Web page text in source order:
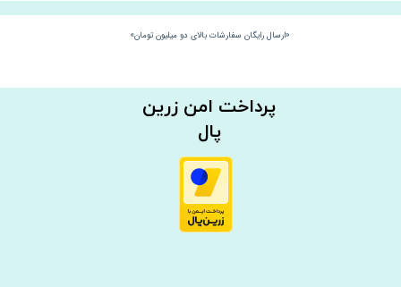
«ارسال رایگان سفارشات بالای دو میلیون تومان»
​​پرداخت امن زرین
پال